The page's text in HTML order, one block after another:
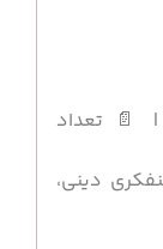
📄 تعداد
دینی،